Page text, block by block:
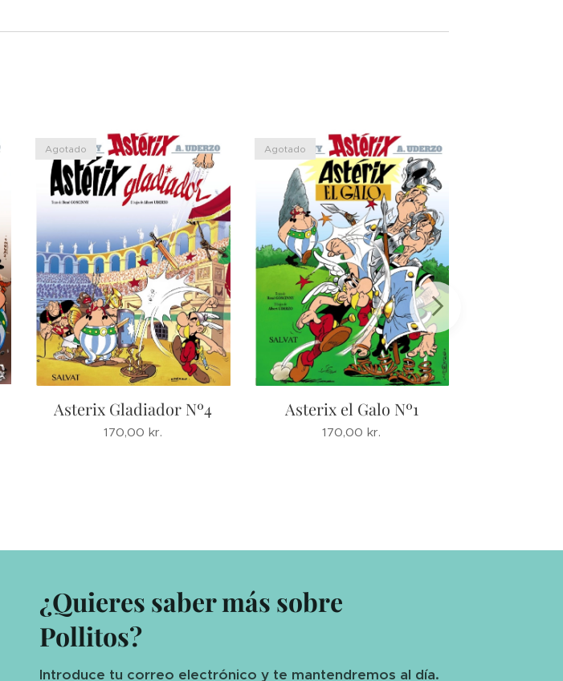
Asterix Gladiador Nº4
Agotado
170,00 kr.
Asterix el Galo Nº1
Agotado
170,00 kr.
¿Quieres saber más sobre
Pollitos?
Introduce tu correo electrónico y te mantendremos al día.